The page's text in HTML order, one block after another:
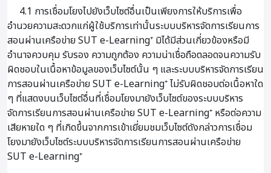
4.1 การเชื่อมโยงไปยังเว็บไซต์อื่นเป็นเพียงการให้บริการเพื่อ
อำนวยความสะดวกแก่ผู้ใช้บริการเท่านั้นระบบบริหารจัดการเรียนการ
สอนผ่านเครือข่าย SUT e-Learning⁺ มิได้มีส่วนเกี่ยวข้องหรือมี
อำนาจควบคุม รับรอง ความถูกต้อง ความน่าเชื่อถือตลอดจนความรับ
ผิดชอบในเนื้อหาข้อมูลของเว็บไซต์นั้น ๆ และระบบบริหารจัดการเรียน
การสอนผ่านเครือข่าย SUT e-Learning⁺ ไม่รับผิดชอบต่อเนื้อหาใด
ๆ ที่แสดงบนเว็บไซต์อื่นที่เชื่อมโยงมายังเว็บไซต์ของระบบบริหาร
จัดการเรียนการสอนผ่านเครือข่าย SUT e-Learning⁺ หรือต่อความ
เสียหายใด ๆ ที่เกิดขึ้นจากการเข้าเยี่ยมชมเว็บไซต์ดังกล่าวการเชื่อม
โยงมายังเว็บไซต์ระบบบริหารจัดการเรียนการสอนผ่านเครือข่าย
SUT e-Learning⁺